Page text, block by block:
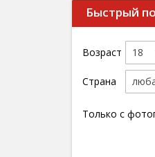
Быстрый
Возраст
Страна
Только с